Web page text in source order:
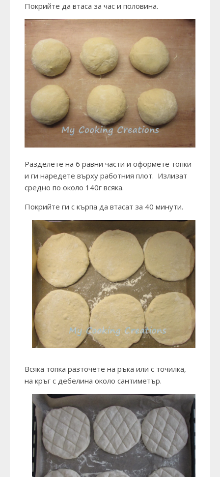
Покрийте да втаса за час и половина.
Разделете на 6 равни части и оформете топки
и ги наредете върху работния плот. Излизат
средно по около 140г всяка.
Покрийте ги с кърпа да втасат за 40 минути.
Всяка топка разточете на ръка или с точилка,
на кръг с дебелина около сантиметър.